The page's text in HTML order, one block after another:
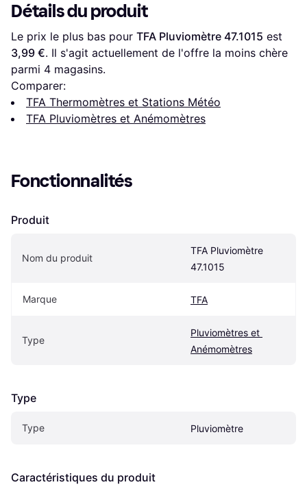
Détails du produit
Le prix le plus bas pour TFA Pluviomètre 47.1015
3,99 €. Il s'agit actuellement de l'offre la moins chère
parmi 4 magasins.
Comparer:
TFA Thermomètres et Stations Météo
TFA Pluviomètres et Anémomètres
Fonctionnalités
Produit
Nom du produit
TFA Pluviomètre
47.1015
Marque TFA
Type
Pluviomètres et
Anémomètres
Type
Type Pluviomètre
Caractéristiques du produit